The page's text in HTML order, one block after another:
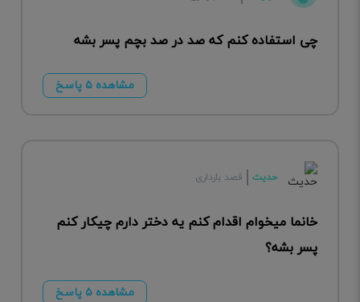
چی استفاده کنم که صد در صد بچم پسر بشه
مشاهده ۵ پاسخ
حدیث قصد بارداری
خانما میخوام اقدام کنم یه دختر دارم چیکار کنم
پسر بشه؟
مشاهده ۵ پاسخ